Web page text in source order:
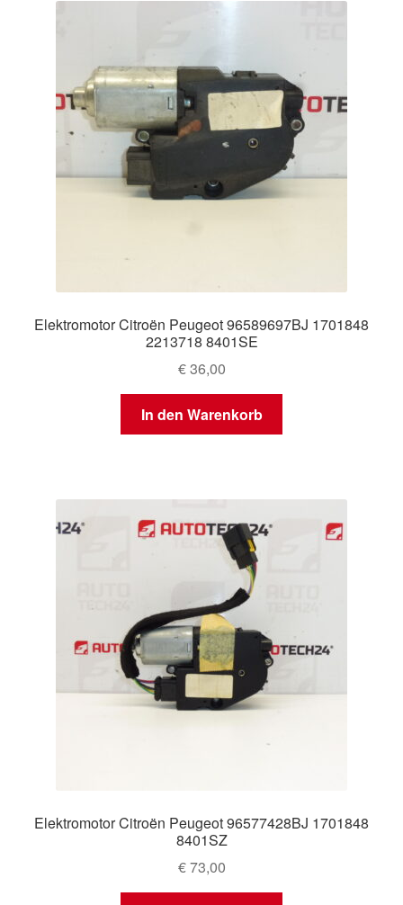
Elektromotor Citroën Peugeot 96589697BJ 1701848
2213718 8401SE
€36,00
In den Warenkorb
Elektromotor Citroën Peugeot 96577428BJ 1701848
8401SZ
€73,00